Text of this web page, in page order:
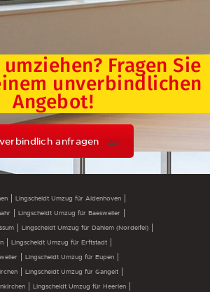
Fragen Sie
unverbindlichen
Angebot!
anfragen
Lingscheidt Umzug für Aldenhoven
Lingscheidt Umzug für Baesweiler
Lingscheidt Umzug für Dahlem (Nordeifel)
Lingscheidt Umzug für Erftstadt
Lingscheidt Umzug für Eupen
Lingscheidt Umzug für Gangelt
Lingscheidt Umzug für Heerlen